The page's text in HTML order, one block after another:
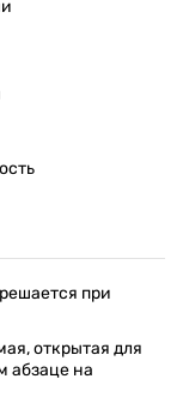
при
открытая для
абзаце на